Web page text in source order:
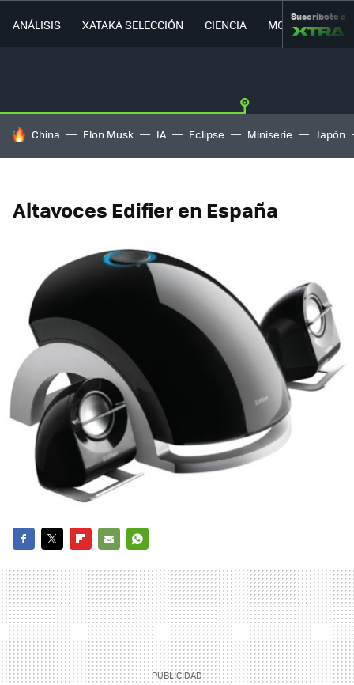
ANÁLISIS XATAKA SELECCIÓN CIENCIA MOVILIDAD
Suscríbete a
HOY SE HABLA DE
China Elon Musk IA Eclipse Miniserie Japón
Altavoces Edifier en España
MAIL